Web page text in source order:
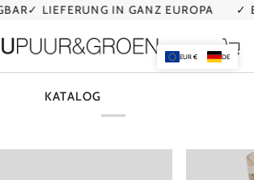
✓ LIEFERUNG IN GANZ EUROPA ✓
KATALOG
EUR € DE